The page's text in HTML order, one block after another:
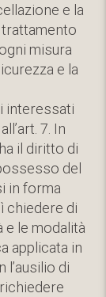
e la
misura
e la
interessati
7. In
il diritto di
del
in forma
chiedere di
e le modalità
applicata in
di